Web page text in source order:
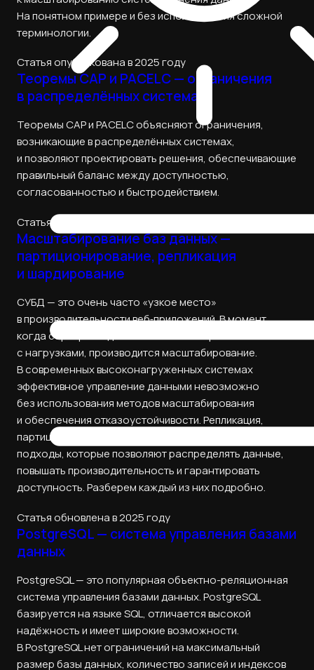
На понятном примере и без использования сложной
терминологии.
Статья опубликована в 2025 году
Теоремы CAP и PACELC — ограничения
в распределённых системах
Теоремы CAP и PACELC объясняют ограничения,
возникающие в распределённых системах,
и позволяют проектировать решения, обеспечивающие
правильный баланс между доступностью,
согласованностью и быстродействием.
Статья опубликована в 2025 году
Масштабирование баз данных —
партиционирование, репликация
и шардирование
СУБД — это очень часто «узкое место»
в производительности веб‑приложений. В момент,
когда сервер баз данных не может справится
с нагрузками, производится масштабирование.
В современных высоконагруженных системах
эффективное управление данными невозможно
без использования методов масштабирования
и обеспечения отказоустойчивости. Репликация,
партиционирование и шардирование — ключевые
подходы, которые позволяют распределять данные,
повышать производительность и гарантировать
доступность. Разберем каждый из них подробно.
Статья обновлена в 2025 году
PostgreSQL — система управления базами
данных
PostgreSQL — это популярная объектно-реляционная
система управления базами данных. PostgreSQL
базируется на языке SQL, отличается высокой
надёжность и имеет широкие возможности.
В PostgreSQL нет ограничений на максимальный
размер базы данных, количество записей и индексов